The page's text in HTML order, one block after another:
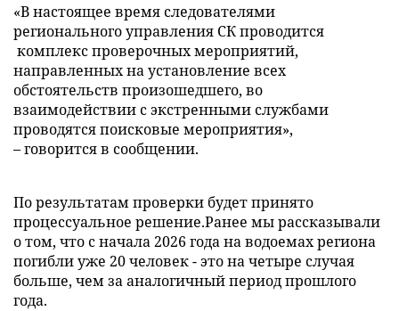
«В настоящее время следователями
регионального управления СК проводится
комплекс проверочных мероприятий,
направленных на установление всех
обстоятельств произошедшего, во
взаимодействии с экстренными службами
проводятся поисковые мероприятия»,
– говорится в сообщении.
По результатам проверки будет принято
процессуальное решение.Ранее мы рассказывали
о том, что с начала 2026 года на водоемах региона
погибли уже 20 человек - это на четыре случая
больше, чем за аналогичный период прошлого
года.